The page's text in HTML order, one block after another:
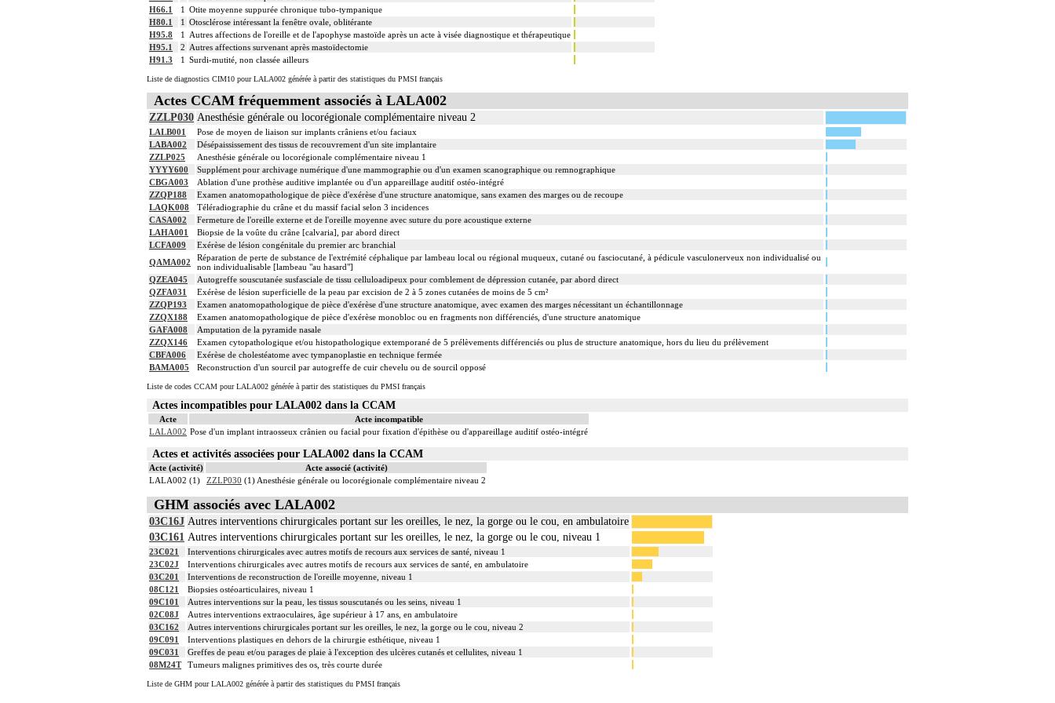
H66.1
1 Otite moyenne suppurée chronique tubo-tympanique
H80.1
1 Otosclérose intéressant la fenêtre ovale, oblitérante
H95.8
1
Autres affections de l'oreille et de l'apophyse mastoïde après un acte à visée diagnostique et thérapeutique
H95.1
2 Autres affections survenant après mastoïdectomie
H91.3
1 Surdi-mutité, non classée ailleurs
Liste de diagnostics CIM10 pour LALA002 générée à partir des statistiques du PMSI français
Actes CCAM fréquemment associés à LALA002
ZZLP030 Anesthésie générale ou locorégionale complémentaire niveau 2
LALB001
Pose de moyen de liaison sur implants crâniens et/ou faciaux
LABA002
Désépaississement des tissus de recouvrement d'un site implantaire
ZZLP025
Anesthésie générale ou locorégionale complémentaire niveau 1
YYYY600
Supplément pour archivage numérique d'une mammographie ou d'un examen scanographique ou remnographique
CBGA003
Ablation d'une prothèse auditive implantée ou d'un appareillage auditif ostéo-intégré
ZZQP188
Examen anatomopathologique de pièce d'exérèse d'une structure anatomique, sans examen des marges ou de recoupe
LAQK008
Téléradiographie du crâne et du massif facial selon 3 incidences
CASA002
Fermeture de l'oreille externe et de l'oreille moyenne avec suture du pore acoustique externe
LAHA001
Biopsie de la voûte du crâne [calvaria], par abord direct
LCFA009
Exérèse de lésion congénitale du premier arc branchial
QAMA002
Réparation de perte de substance de l'extrémité céphalique par lambeau local ou régional muqueux, cutané ou fasciocutané, à pédicule vasculonerveux non individualisé ou
non individualisable [lambeau "au hasard"]
QZEA045
Autogreffe souscutanée susfasciale de tissu celluloadipeux pour comblement de dépression cutanée, par abord direct
QZFA031
Exérèse de lésion superficielle de la peau par excision de 2 à 5 zones cutanées de moins de 5 cm²
ZZQP193
Examen anatomopathologique de pièce d'exérèse d'une structure anatomique, avec examen des marges nécessitant un échantillonnage
ZZQX188
Examen anatomopathologique de pièce d'exérèse monobloc ou en fragments non différenciés, d'une structure anatomique
GAFA008
Amputation de la pyramide nasale
ZZQX146
Examen cytopathologique et/ou histopathologique extemporané de 5 prélèvements différenciés ou plus de structure anatomique, hors du lieu du prélèvement
CBFA006
Exérèse de cholestéatome avec tympanoplastie en technique fermée
BAMA005
Reconstruction d'un sourcil par autogreffe de cuir chevelu ou de sourcil opposé
Liste de codes CCAM pour LALA002 générée à partir des statistiques du PMSI français
Actes incompatibles pour LALA002 dans la CCAM
Acte
Acte incompatible
LALA002 Pose d'un implant intraosseux crânien ou facial pour fixation d'épithèse ou d'appareillage auditif ostéo-intégré
Actes et activités associées pour LALA002 dans la CCAM
Acte (activité)
Acte associé (activité)
LALA002 (1)
ZZLP030 (1) Anesthésie générale ou locorégionale complémentaire niveau 2
GHM associés avec LALA002
03C16J Autres interventions chirurgicales portant sur les oreilles, le nez, la gorge ou le cou, en ambulatoire
03C161 Autres interventions chirurgicales portant sur les oreilles, le nez, la gorge ou le cou, niveau 1
23C021
Interventions chirurgicales avec autres motifs de recours aux services de santé, niveau 1
23C02J
Interventions chirurgicales avec autres motifs de recours aux services de santé, en ambulatoire
03C201
Interventions de reconstruction de l'oreille moyenne, niveau 1
08C121
Biopsies ostéoarticulaires, niveau 1
09C101
Autres interventions sur la peau, les tissus souscutanés ou les seins, niveau 1
02C08J
Autres interventions extraoculaires, âge supérieur à 17 ans, en ambulatoire
03C162
Autres interventions chirurgicales portant sur les oreilles, le nez, la gorge ou le cou, niveau 2
09C091
Interventions plastiques en dehors de la chirurgie esthétique, niveau 1
09C031
Greffes de peau et/ou parages de plaie à l'exception des ulcères cutanés et cellulites, niveau 1
08M24T
Tumeurs malignes primitives des os, très courte durée
Liste de GHM pour LALA002 générée à partir des statistiques du PMSI français